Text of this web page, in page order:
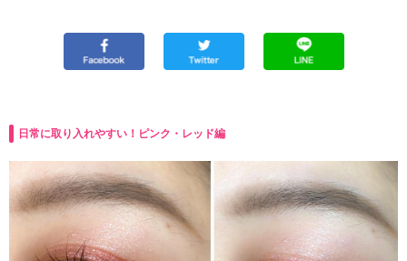
日常に取り入れやすい！ピンク・レッド編